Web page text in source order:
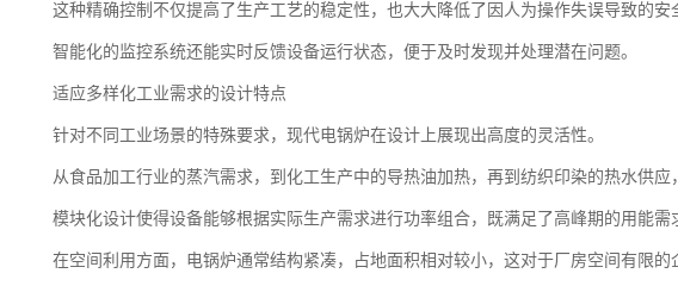
这种精确控制不仅提高了生产工艺的稳定性，也大大降低了因人为操作失误导致的安
智能化的监控系统还能实时反馈设备运行状态，便于及时发现并处理潜在问题。
适应多样化工业需求的设计特点
针对不同工业场景的特殊要求，现代电锅炉在设计上展现出高度的灵活性。
从食品加工行业的蒸汽需求，到化工生产中的导热油加热，再到纺织印染的热水供
模块化设计使得设备能够根据实际生产需求进行功率组合，既满足了高峰期的用能
在空间利用方面，电锅炉通常结构紧凑，占地面积相对较小，这对于厂房空间有限的